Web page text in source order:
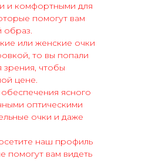
и комфортными для
помогут вам
образ.
или женские очки
то вы попали
зрения, чтобы
цене.
ясного
оптическими
очки и даже
наш профиль
помогут вам видеть